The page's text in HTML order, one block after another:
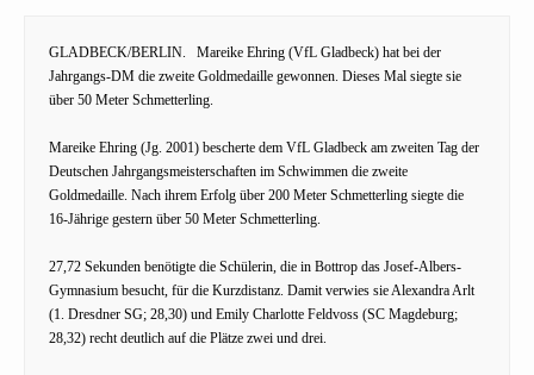
GLADBECK/BERLIN.
Mareike Ehring (VfL Gladbeck) hat bei der
Jahrgangs-DM die zweite Goldmedaille gewonnen. Dieses Mal siegte sie
über 50 Meter Schmetterling.
Mareike Ehring (Jg. 2001) bescherte dem VfL Gladbeck am zweiten Tag der
Deutschen Jahrgangsmeisterschaften im Schwimmen die zweite
Goldmedaille. Nach ihrem Erfolg über 200 Meter Schmetterling siegte die
16-Jährige gestern über 50 Meter Schmetterling.
27,72 Sekunden benötigte die Schülerin, die in Bottrop das Josef-Albers-
Gymnasium besucht, für die Kurzdistanz. Damit verwies sie Alexandra Arlt
(1. Dresdner SG; 28,30) und Emily Charlotte Feldvoss (SC Magdeburg;
28,32) recht deutlich auf die Plätze zwei und drei.